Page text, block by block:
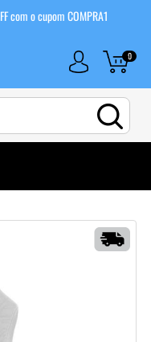
com o cupom COMPRA1
0